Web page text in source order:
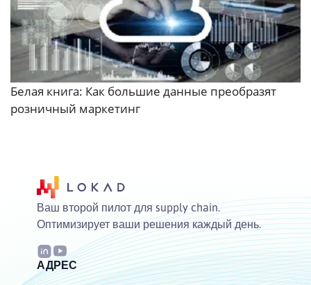
Белая книга: Как большие данные преобразят
розничный маркетинг
Ваш второй пилот для supply chain.
Оптимизирует ваши решения каждый день.
АДРЕС